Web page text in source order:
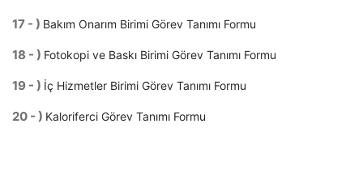
17 - ) Bakım Onarım Birimi Görev Tanımı Formu
18 - ) Fotokopi ve Baskı Birimi Görev Tanımı Formu
19 - ) İç Hizmetler Birimi Görev Tanımı Formu
20 - ) Kaloriferci Görev Tanımı Formu